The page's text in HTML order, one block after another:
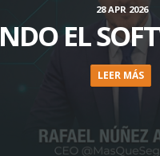
28 APR 2026
EL
LEER MÁS